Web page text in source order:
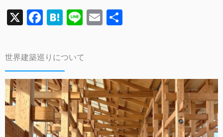
F
c
e
b
o
o
k
E
Li
H
n
a
X
世界建築巡りについて